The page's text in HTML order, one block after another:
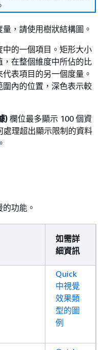
，請使用樹狀結構圖。
的一個項目。矩形大小
在整個維度中所佔的比
表項目的另一個度量。
內的位置，深色表示較
) 欄位最多顯示 100 個資
理超出顯示限制的資料
。
功能。
如需詳
細資訊
Quick
中視覺
效果類
型的圖
例